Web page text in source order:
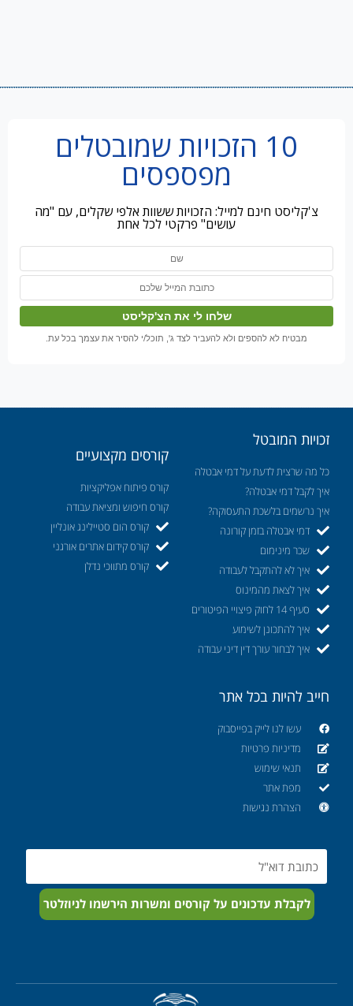
10 הזכויות שמובטלים
מפספסים
צ'קליסט חינם למייל: הזכויות ששוות אלפי שקלים, עם "מה
עושים" פרקטי לכל אחת
מבטיח לא להספים ולא להעביר לצד ג', תוכל/י להסיר את עצמך בכל עת.
זכויות המובטל
כל מה שרצית לדעת על דמי אבטלה
איך לקבל דמי אבטלה?
איך נרשמים בלשכת התעסוקה?
דמי אבטלה בזמן קורונה
שכר מינימום
איך לא להתקבל לעבודה
איך לצאת מהמינוס
סעיף 14 לחוק פיצויי הפיטורים
איך להתכונן לשימוע
איך לבחור עורך דין דיני עבודה
קורסים מקצועיים
קורס פיתוח אפליקציות
קורס חיפוש ומציאת עבודה
קורס הום סטיילינג אונליין
קורס קידום אתרים אורגני
קורס מתווכי נדלן
חייב להיות בכל אתר
עשו לנו לייק בפייסבוק
מדיניות פרטיות
תנאי שימוש
מפת אתר
הצהרת נגישות
Email
לקבלת עדכונים על קורסים ומשרות הירשמו לניוזלטר